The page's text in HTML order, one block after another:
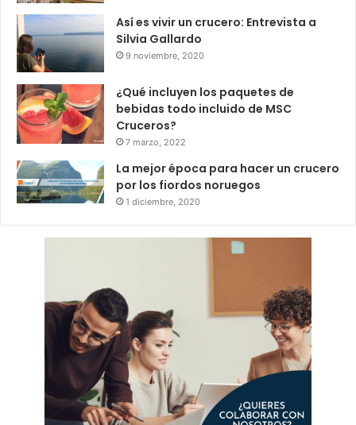
Así es vivir un crucero: Entrevista a
Silvia Gallardo
9 noviembre, 2020
¿Qué incluyen los paquetes de
bebidas todo incluido de MSC
Cruceros?
7 marzo, 2022
La mejor época para hacer un crucero
por los fiordos noruegos
1 diciembre, 2020